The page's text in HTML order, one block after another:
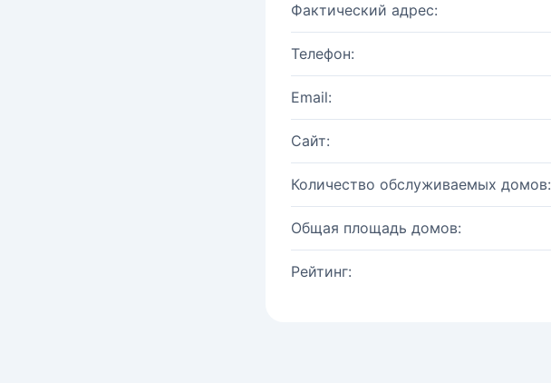
Фактический адрес:
Телефон:
Email:
Сайт:
Количество обслуживаемых домов:
Общая площадь домов:
Рейтинг: